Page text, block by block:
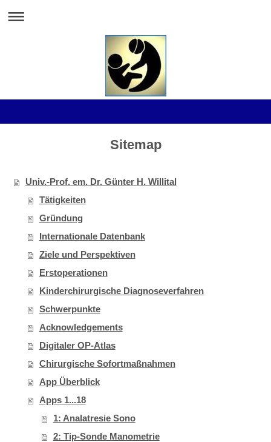
Sitemap
Univ.-Prof. em. Dr. Günter H. Willital
Tätigkeiten
Gründung
Internationale Datenbank
Ziele und Perspektiven
Erstoperationen
Kinderchirurgische Diagnoseverfahren
Schwerpunkte
Acknowledgements
Digitaler OP-Atlas
Chirurgische Sofortmaßnahmen
App Überblick
Apps 1...18
1: Analatresie Sono
2: Tip-Sonde Manometrie